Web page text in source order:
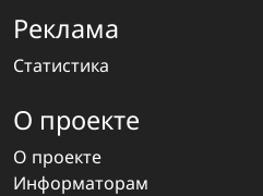
Реклама
Статистика
О проекте
О проекте
Информаторам